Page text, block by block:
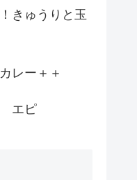
きゅうりと玉
レー＋＋
エピ